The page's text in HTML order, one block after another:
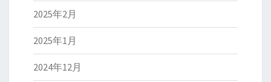
2025年2月
2025年1月
2024年12月